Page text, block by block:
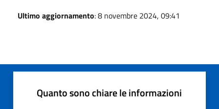
Ultimo aggiornamento: 8 novembre 2024, 09:41
Quanto sono chiare le informazioni